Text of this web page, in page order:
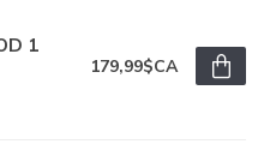
1
179,99$CA